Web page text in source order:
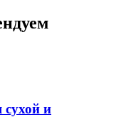
и